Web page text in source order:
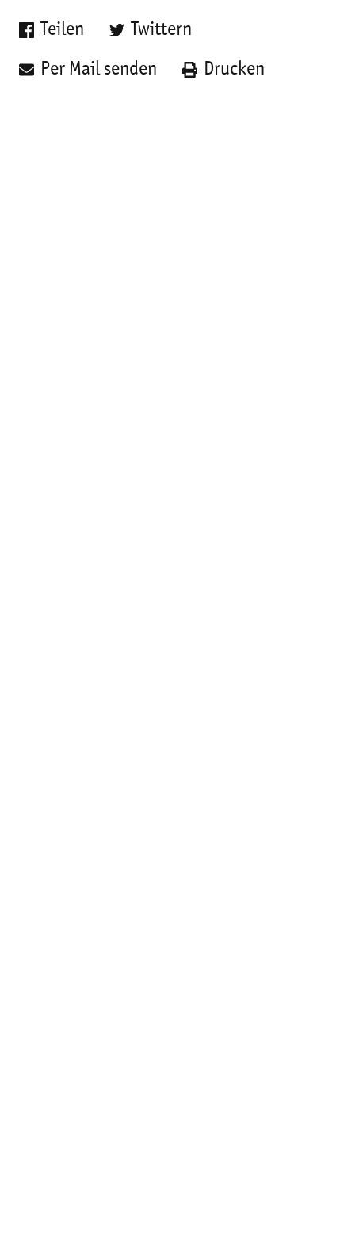
Teilen Twittern
Per Mail senden Drucken